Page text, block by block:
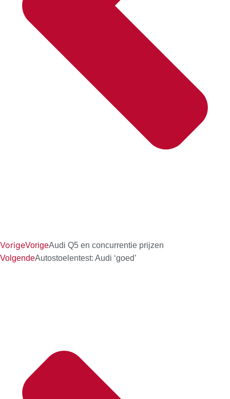
VorigeVorigeAudi Q5 en concurrentie prijzen
VolgendeAutostoelentest: Audi ‘goed’